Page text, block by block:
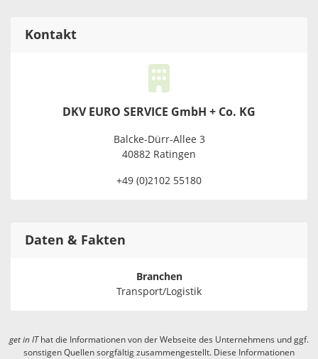
Kontakt
DKV EURO SERVICE GmbH + Co. KG
Balcke-Dürr-Allee 3
40882 Ratingen
+49 (0)2102 55180
Daten & Fakten
Branchen
Transport/Logistik
get in IThat die Informationen von der Webseite des Unternehmens und ggf.
sonstigen Quellen sorgfältig zusammengestellt. Diese Informationen